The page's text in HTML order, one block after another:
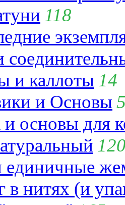
118
и каллоты 14
и Основы
основы для
единичные
в нитях (и